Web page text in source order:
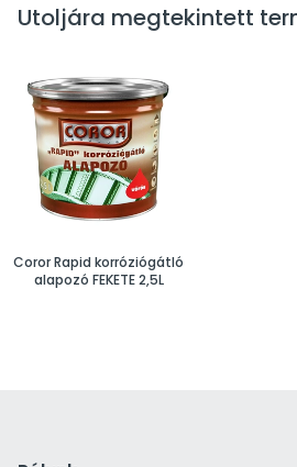
Utoljára megtekintett
Coror Rapid korróziógátló
alapozó FEKETE 2,5L